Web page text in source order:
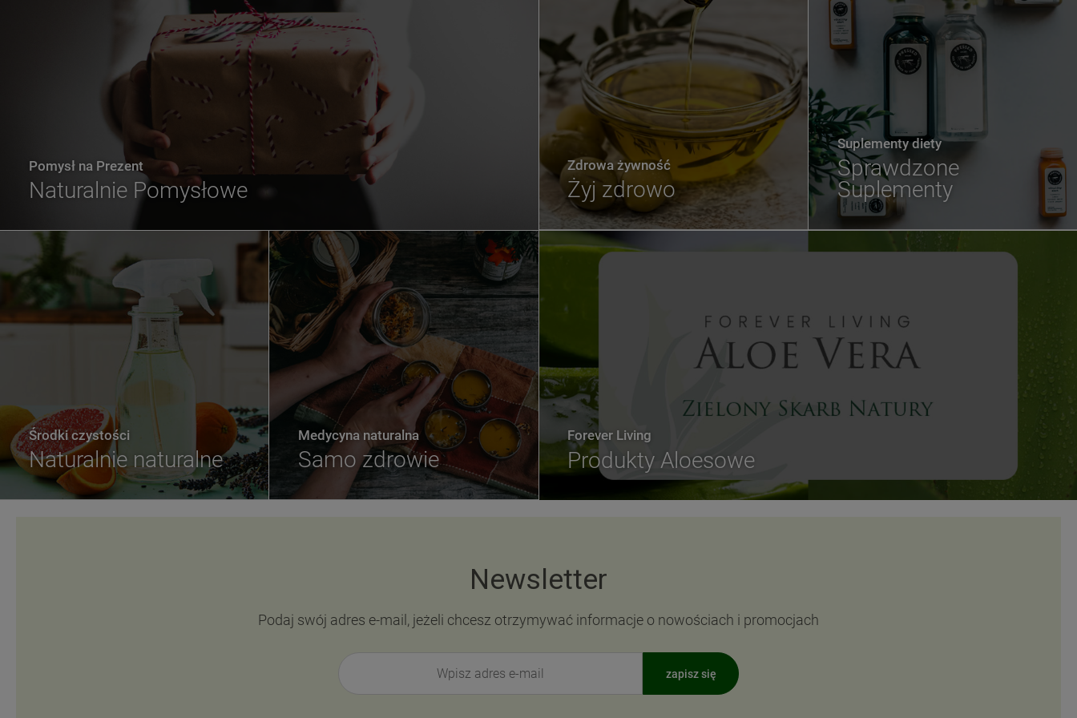
Pomysł na Prezent
Naturalnie Pomysłowe
Zdrowa żywność
Żyj zdrowo
Suplementy diety
Sprawdzone
Suplementy
Forever Living
Produkty Aloesowe
Środki czystości
Naturalnie naturalne
Medycyna naturalna
Samo zdrowie
Newsletter
Podaj swój adres e-mail, jeżeli chcesz otrzymywać informacje o nowościach i promocjach
zapisz się